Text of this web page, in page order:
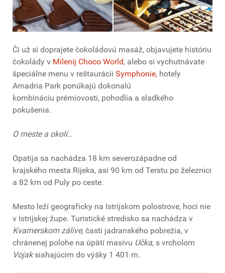
Či už si doprajete čokoládovú masáž, objavujete históriu
čokolády v Milenij Choco World, alebo si vychutnávate
špeciálne menu v reštaurácii Symphonie, hotely
Amadria Park ponúkajú dokonalú
kombináciu prémiovosti, pohodlia a sladkého
pokušenia.
O meste a okolí…
Opatija sa nachádza 18 km severozápadne od
krajského mesta Rijeka, asi 90 km od Terstu po železnici
a 82 km od Puly po ceste.
Mesto leží geograficky na Istrijskom polostrove, hoci nie
v Istrijskej župe. Turistické stredisko sa nachádza v
Kvarnerskom zálive, časti jadranského pobrežia, v
chránenej polohe na úpätí masívu Učka, s vrcholom
Vojaksiahajúcim do výšky 1 401 m.